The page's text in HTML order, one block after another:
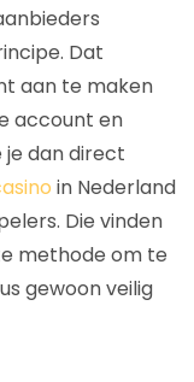
Dat
aan te maken
account en
je dan direct
in Nederland
Die vinden
methode om te
gewoon veilig